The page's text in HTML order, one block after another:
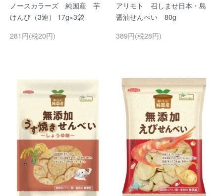
ノースカラーズ 純国産 芋
けんぴ（3連） 17g×3袋
281円(税20円)
アリモト 召しませ日本・島
醤油せんべい 80g
389円(税28円)